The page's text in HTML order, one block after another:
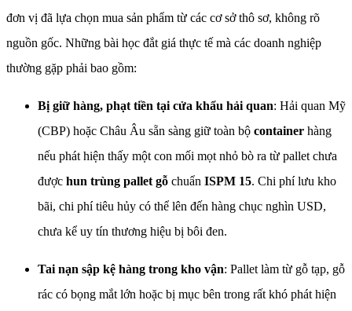
đơn vị đã lựa chọn mua sản phẩm từ các cơ sở thô sơ, không rõ
nguồn gốc. Những bài học đắt giá thực tế mà các doanh nghiệp
thường gặp phải bao gồm:
Bị giữ hàng, phạt tiền tại cửa khẩu hải quan: Hải quan Mỹ
(CBP) hoặc Châu Âu sẵn sàng giữ toàn bộ container hàng
nếu phát hiện thấy một con mối mọt nhỏ bò ra từ pallet chưa
được hun trùng pallet gỗ chuẩn ISPM 15. Chi phí lưu kho
bãi, chi phí tiêu hủy có thể lên đến hàng chục nghìn USD,
chưa kể uy tín thương hiệu bị bôi đen.
Tai nạn sập kệ hàng trong kho vận: Pallet làm từ gỗ tạp, gỗ
rác có bọng mắt lớn hoặc bị mục bên trong rất khó phát hiện